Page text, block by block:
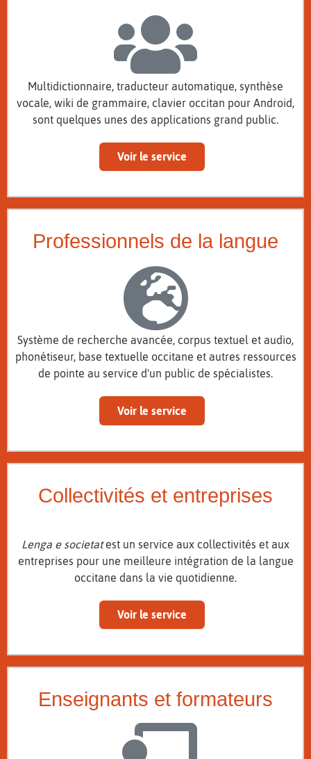
Multidictionnaire, traducteur automatique, synthèse
vocale, wiki de grammaire, clavier occitan pour Android,
sont quelques unes des applications grand public.
Voir le service
Professionnels de la langue
Système de recherche avancée, corpus textuel et audio,
phonétiseur, base textuelle occitane et autres ressources
de pointe au service d'un public de spécialistes.
Voir le service
Collectivités et entreprises
Lenga e societatest un service aux collectivités et aux
entreprises pour une meilleure intégration de la langue
occitane dans la vie quotidienne.
Voir le service
Enseignants et formateurs